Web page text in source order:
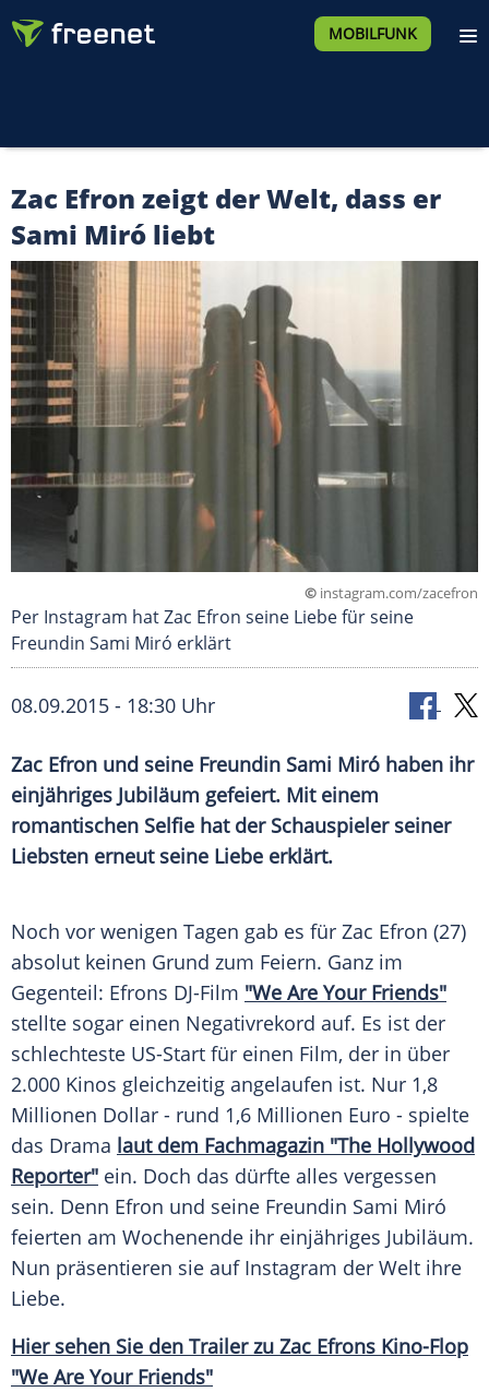
MOBILFUNK
Zac Efron zeigt der Welt, dass er
Sami Miró liebt
© instagram.com/zacefron
Per Instagram hat Zac Efron seine Liebe für seine
Freundin Sami Miró erklärt
08.09.2015 - 18:30 Uhr
Zac Efron und seine Freundin Sami Miró haben ihr
einjähriges Jubiläum gefeiert. Mit einem
romantischen Selfie hat der Schauspieler seiner
Liebsten erneut seine Liebe erklärt.
Noch vor wenigen Tagen gab es für Zac Efron (27)
absolut keinen Grund zum Feiern. Ganz im
Gegenteil: Efrons DJ-Film "We Are Your Friends"
stellte sogar einen Negativrekord auf. Es ist der
schlechteste US-Start für einen Film, der in über
2.000 Kinos gleichzeitig angelaufen ist. Nur 1,8
Millionen Dollar - rund 1,6 Millionen Euro - spielte
das Drama laut dem Fachmagazin "The Hollywood
Reporter" ein. Doch das dürfte alles vergessen
sein. Denn Efron und seine Freundin Sami Miró
feierten am Wochenende ihr einjähriges Jubiläum.
Nun präsentieren sie auf Instagram der Welt ihre
Liebe.
Hier sehen Sie den Trailerzu Zac Efrons Kino-Flop
"We Are Your Friends"